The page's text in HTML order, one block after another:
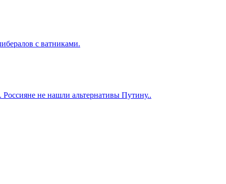
с ватниками.
не нашли альтернативы Путину..